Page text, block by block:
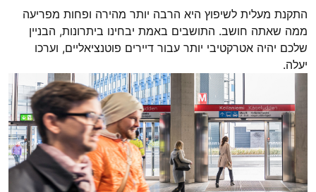
התקנת מעלית לשיפוץ היא הרבה יותר מהירה ופחות מפריעה
ממה שאתה חושב. התושבים באמת יבחינו ביתרונות, הבניין
שלכם יהיה אטרקטיבי יותר עבור דיירים פוטנציאליים, וערכו
יעלה.